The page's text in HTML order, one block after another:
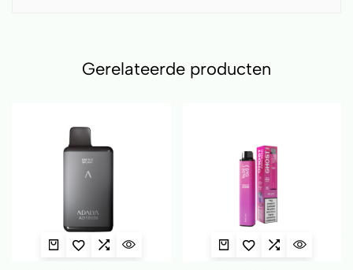
Gerelateerde producten